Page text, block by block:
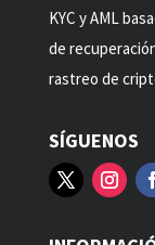
KYC y AML
de
rastreo de
SÍGUENOS